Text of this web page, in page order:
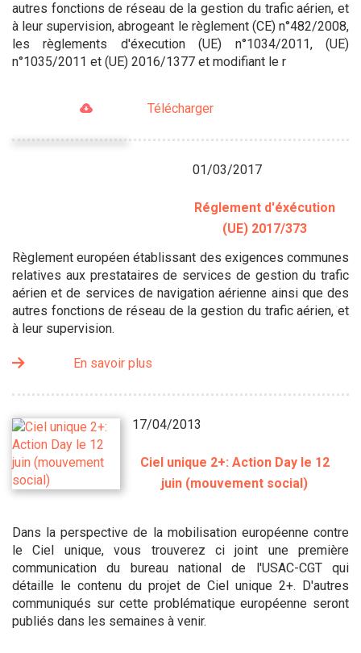
autres fonctions de réseau de la gestion du trafic aérien, et
à leur supervision, abrogeant le règlement (CE) n°482/2008,
les règlements d'éxecution (UE) n°1034/2011, (UE)
n°1035/2011 et (UE) 2016/1377 et modifiant le r
Télécharger
01/03/2017
Réglement d'éxécution
(UE) 2017/373
Règlement européen établissant des exigences communes
relatives aux prestataires de services de gestion du trafic
aérien et de services de navigation aérienne ainsi que des
autres fonctions de réseau de la gestion du trafic aérien, et
à leur supervision.
En savoir plus
17/04/2013
Ciel unique 2+: Action Day le 12
juin (mouvement social)
Dans la perspective de la mobilisation européenne contre
le Ciel unique, vous trouverez ci joint une première
communication du bureau national de l'USAC-CGT qui
détaille le contenu du projet de Ciel unique 2+. D'autres
communiqués sur cette problématique européenne seront
publiés dans les semaines à venir.